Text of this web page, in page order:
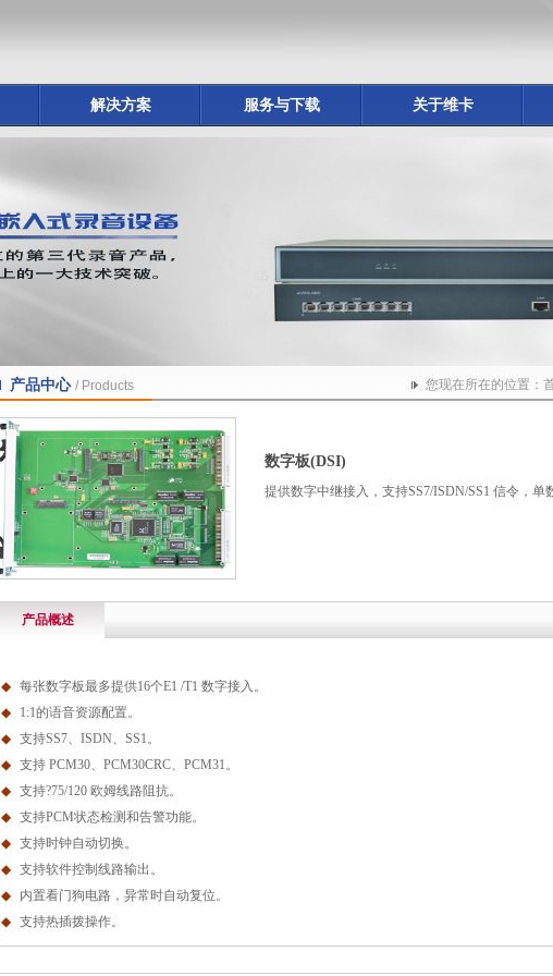
解决方案 服务与下载 关于维卡
产品中心 / Products 您现在所在的位置：
数字板(DSI)
提供数字中继接入，支持SS7/ISDN/SS1 信令，单
产品概述
◆ 每张数字板最多提供16个E1 /T1 数字接入。
◆
1:1的语音资源配置。
◆ 支持SS7、 ISDN、 SS1。
◆ 支持 PCM30、 PCM30CRC、 PCM31。
◆ 支持?75/120 欧姆线路阻抗。
◆ 支持PCM状态检测和告警功能。
◆ 支持时钟自动切换。
◆ 支持软件控制线路输出。
◆
内置看门狗电路，异常时自动复位。
◆ 支持热插拨操作。